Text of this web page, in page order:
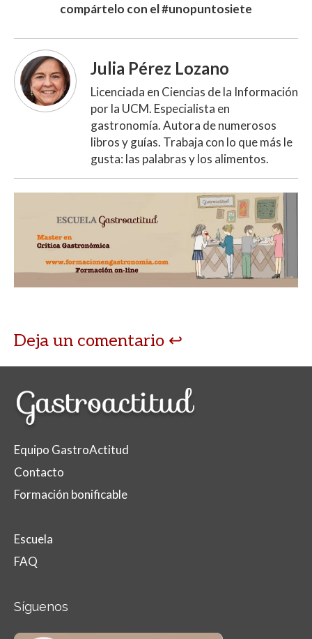
compártelo con el #unopuntosiete
Julia Pérez Lozano
Licenciada en Ciencias de la Información
por la UCM. Especialista en
gastronomía. Autora de numerosos
libros y guías. Trabaja con lo que más le
gusta: las palabras y los alimentos.
Deja un comentario
Equipo GastroActitud
Contacto
Formación bonificable
Escuela
FAQ
Síguenos